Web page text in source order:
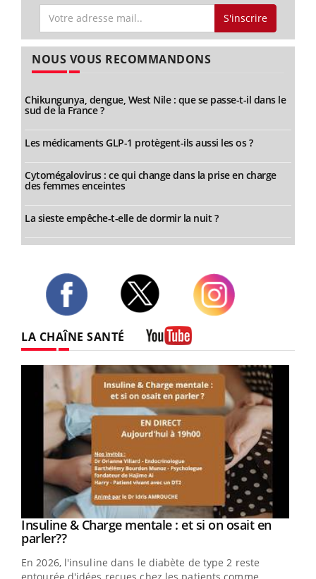
S'inscrire
NOUS VOUS RECOMMANDONS
Chikungunya, dengue, West Nile : que se passe-t-il dans le
sud de la France ?
Les médicaments GLP-1 protègent-ils aussi les os ?
Cytomégalovirus : ce qui change dans la prise en charge
des femmes enceintes
La sieste empêche-t-elle de dormir la nuit ?
LA CHAÎNE SANTÉ
Youtube
Insuline & Charge mentale : et si on osait en
parler??Youtube
En 2026, l'insuline dans le diabète de type 2 reste